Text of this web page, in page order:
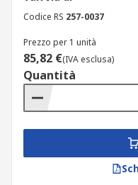
Codice RS 257-0037
Prezzo per 1 unità
85,82 €(IVA esclusa)
Quantità